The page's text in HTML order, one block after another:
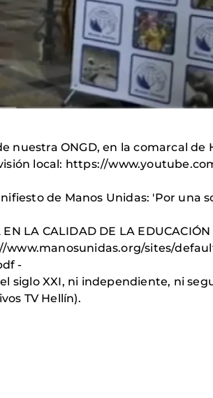
ONGD, en la comarcal de
local: https://
de Manos Unidas: 'Por una
LA CALIDAD DE LA EDUCACIÓN
www.manosunidas.org/sites/
-
XXI, ni independiente, ni
TV Hellín).